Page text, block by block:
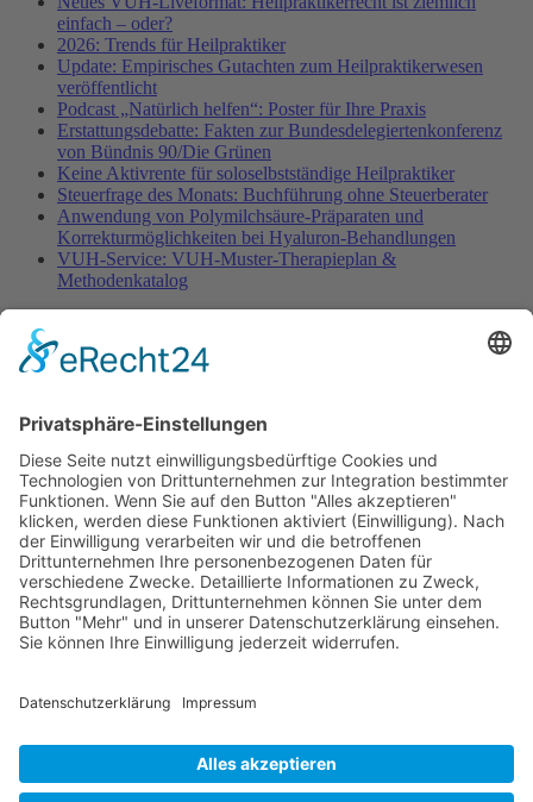
einfach – oder?
2026: Trends für Heilpraktiker
Update: Empirisches Gutachten zum Heilpraktikerwesen
veröffentlicht
Podcast „Natürlich helfen“: Poster für Ihre Praxis
Erstattungsdebatte: Fakten zur Bundesdelegiertenkonferenz
von Bündnis 90/Die Grünen
Keine Aktivrente für soloselbstständige Heilpraktiker
Steuerfrage des Monats: Buchführung ohne Steuerberater
Anwendung von Polymilchsäure-Präparaten und
Korrekturmöglichkeiten bei Hyaluron-Behandlungen
VUH-Service: VUH-Muster-Therapieplan &
Methodenkatalog
Fachinformationen
Erstattungsfähige rezeptfreie Medikamente
Studie: Reduziert das Darmbakterium Bacteroides vulgatus
Heißhunger auf Süßes?
Verband Unabhängiger Heilpraktiker e.V.
Diese E-Mail-Adresse ist vor Spambots geschützt! Zur
Anzeige muss JavaScript eingeschaltet sein!
0261-1349 8000
38100 Braunschweig
Impressum